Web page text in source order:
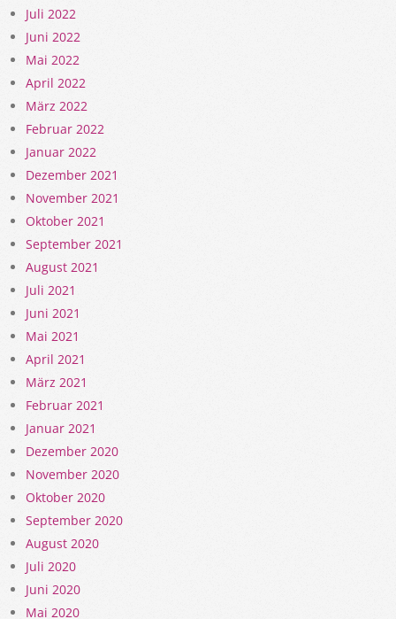
Juli 2022
Juni 2022
Mai 2022
April 2022
März 2022
Februar 2022
Januar 2022
Dezember 2021
November 2021
Oktober 2021
September 2021
August 2021
Juli 2021
Juni 2021
Mai 2021
April 2021
März 2021
Februar 2021
Januar 2021
Dezember 2020
November 2020
Oktober 2020
September 2020
August 2020
Juli 2020
Juni 2020
Mai 2020